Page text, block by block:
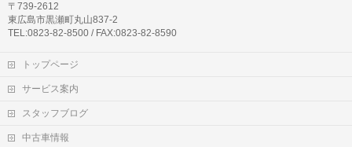
〒739-2612
東広島市黒瀬町丸山837-2
TEL:0823-82-8500 / FAX:0823-82-8590
トップページ
サービス案内
スタッフブログ
中古車情報